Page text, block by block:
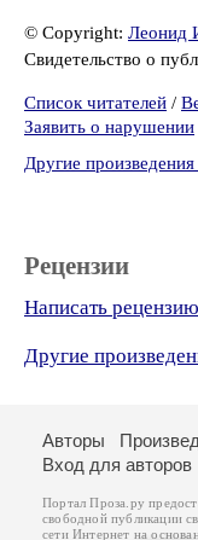
© Copyright: Леонид
Свидетельство о
Список читателей /
Заявить о нарушении
Другие
Рецензии
Написать рецензию
Другие
Авторы
Вход для авторов
Портал Проза.ру
свободной публикации
сети Интернет на